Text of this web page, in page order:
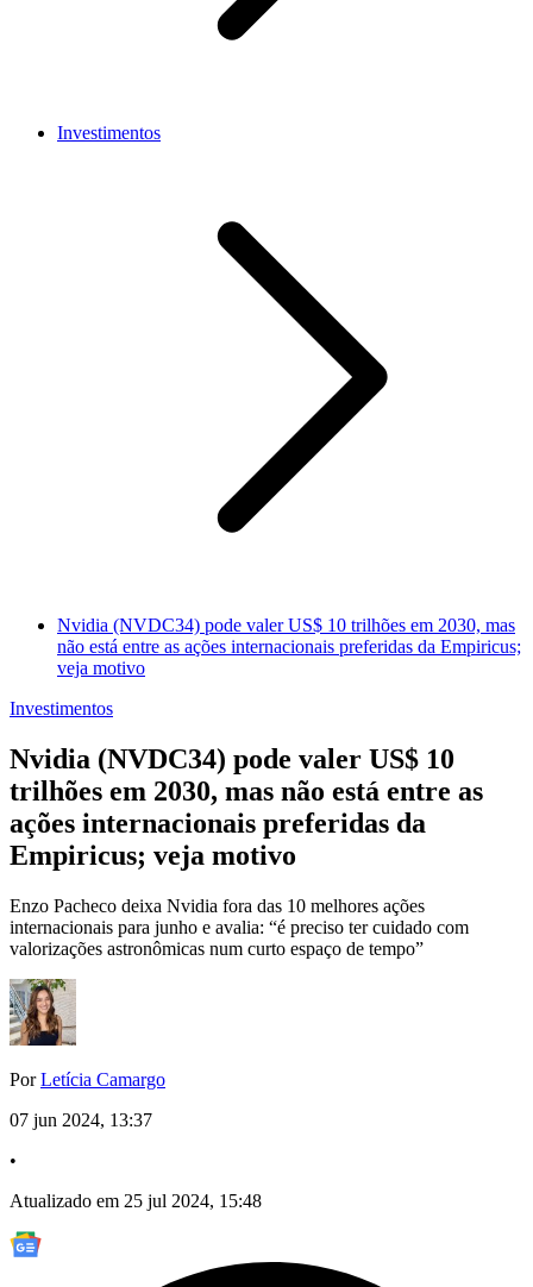
Investimentos
Nvidia (NVDC34) pode valer US$ 10 trilhões em 2030, mas
não está entre as ações internacionais preferidas da Empiricus;
veja motivo
Investimentos
Nvidia (NVDC34) pode valer US$ 10
trilhões em 2030, mas não está entre as
ações internacionais preferidas da
Empiricus; veja motivo
Enzo Pacheco deixa Nvidia fora das 10 melhores ações
internacionais para junho e avalia: “é preciso ter cuidado com
valorizações astronômicas num curto espaço de tempo”
PorLetícia Camargo
07 jun 2024, 13:37
•
Atualizado em 25 jul 2024, 15:48